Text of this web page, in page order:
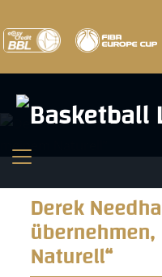
Derek
Naturell“